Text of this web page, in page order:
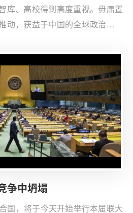
库、高校得到高度重视。毋庸置
动，获益于中国的全球政治、经
持、学术支撑和雄厚的学科基
究人才培养的主要任务，则必然
争中坍塌
国，将于今天开始举行本届联大